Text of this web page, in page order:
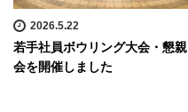
2026.5.22
若手社員ボウリング大会・懇親
会を開催しました